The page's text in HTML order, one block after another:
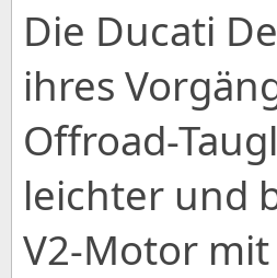
Die Ducati
ihres
Offroad-
leichter und
V2-Motor mit